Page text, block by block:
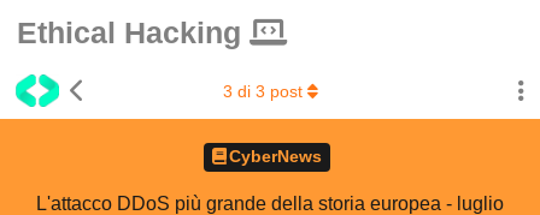
Ethical Hacking
CyberNews
L'attacco DDoS più grande della storia europea - luglio
3 di 3 post